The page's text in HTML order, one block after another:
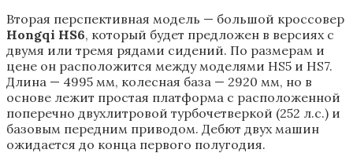
Вторая перспективная модель — большой кроссовер
Hongqi HS6, который будет предложен в версиях с
двумя или тремя рядами сидений. По размерам и
цене он расположится между моделями HS5 и HS7.
Длина — 4995 мм, колесная база — 2920 мм, но в
основе лежит простая платформа с расположенной
поперечно двухлитровой турбочетверкой (252 л.с.) и
базовым передним приводом. Дебют двух машин
ожидается до конца первого полугодия.